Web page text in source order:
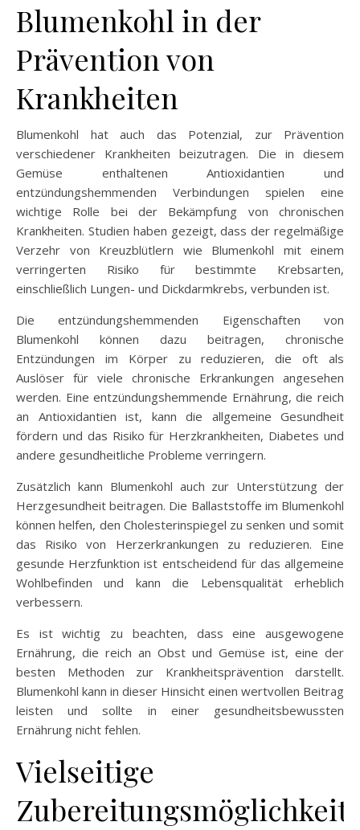
Blumenkohl in der
Prävention von
Krankheiten
Blumenkohl hat auch das Potenzial, zur Prävention
verschiedener Krankheiten beizutragen. Die in diesem
Gemüse enthaltenen Antioxidantien und
entzündungshemmenden Verbindungen spielen eine
wichtige Rolle bei der Bekämpfung von chronischen
Krankheiten. Studien haben gezeigt, dass der regelmäßige
Verzehr von Kreuzblütlern wie Blumenkohl mit einem
verringerten Risiko für bestimmte Krebsarten,
einschließlich Lungen- und Dickdarmkrebs, verbunden ist.
Die entzündungshemmenden Eigenschaften von
Blumenkohl können dazu beitragen, chronische
Entzündungen im Körper zu reduzieren, die oft als
Auslöser für viele chronische Erkrankungen angesehen
werden. Eine entzündungshemmende Ernährung, die reich
an Antioxidantien ist, kann die allgemeine Gesundheit
fördern und das Risiko für Herzkrankheiten, Diabetes und
andere gesundheitliche Probleme verringern.
Zusätzlich kann Blumenkohl auch zur Unterstützung der
Herzgesundheit beitragen. Die Ballaststoffe im Blumenkohl
können helfen, den Cholesterinspiegel zu senken und somit
das Risiko von Herzerkrankungen zu reduzieren. Eine
gesunde Herzfunktion ist entscheidend für das allgemeine
Wohlbefinden und kann die Lebensqualität erheblich
verbessern.
Es ist wichtig zu beachten, dass eine ausgewogene
Ernährung, die reich an Obst und Gemüse ist, eine der
besten Methoden zur Krankheitsprävention darstellt.
Blumenkohl kann in dieser Hinsicht einen wertvollen Beitrag
leisten und sollte in einer gesundheitsbewussten
Ernährung nicht fehlen.
Vielseitige